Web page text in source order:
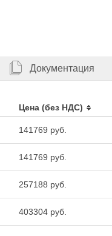
Документация
Цена (без НДС)
141769
141769
257188
403304